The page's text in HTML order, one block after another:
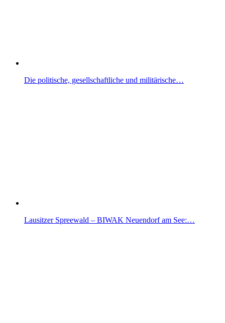
Die politische, gesellschaftliche und militärische…
Lausitzer Spreewald – BIWAK Neuendorf am See:…